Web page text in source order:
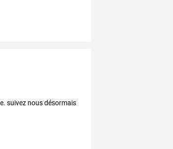
suivez nous désormais